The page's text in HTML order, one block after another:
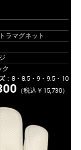
ラマグネット
ク
：8・8.5・9・9.5・10
（税込￥15,730）